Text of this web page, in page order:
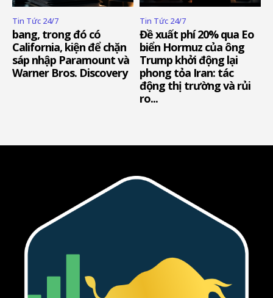
Tin Tức 24/7
bang, trong đó có
California, kiện để chặn
sáp nhập Paramount và
Warner Bros. Discovery
Tin Tức 24/7
Đề xuất phí 20% qua Eo
biển Hormuz của ông
Trump khởi động lại
phong tỏa Iran: tác
động thị trường và rủi
ro...